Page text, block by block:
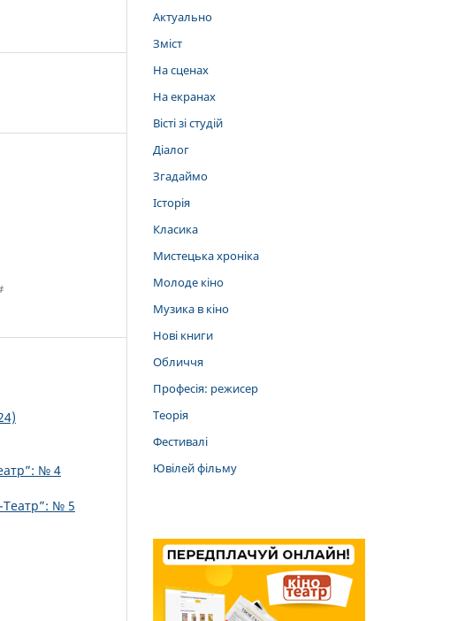
№ 4
Театр”: № 5
Актуально
Зміст
На сценах
На екранах
Вісті зі студій
Діалог
Згадаймо
Історія
Класика
Мистецька хроніка
Молоде кіно
Музика в кіно
Нові книги
Обличчя
Професія: режисер
Теорія
Фестивалі
Ювілей фільму